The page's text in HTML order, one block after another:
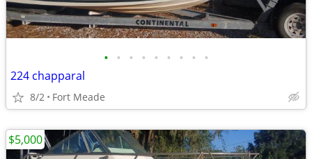
• • • • • • • • •
224 chapparal
8/2 Fort Meade
$5,000